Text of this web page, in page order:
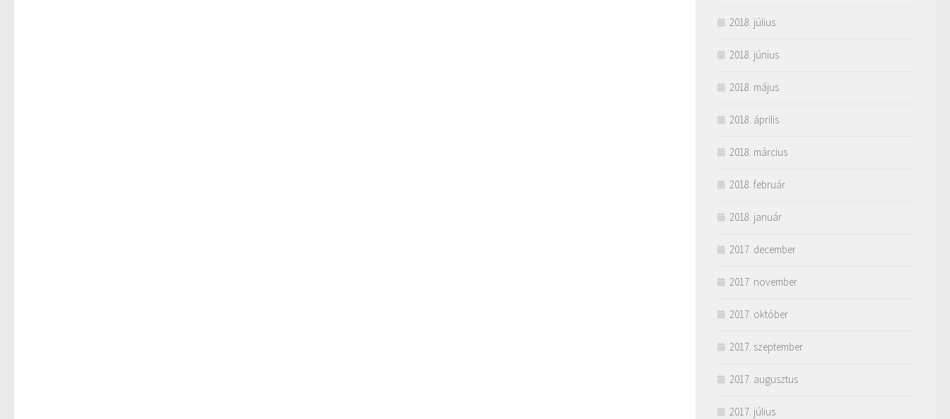
2018. július
2018. június
2018. május
2018. április
2018. március
2018. február
2018. január
2017. december
2017. november
2017. október
2017. szeptember
2017. augusztus
2017. július